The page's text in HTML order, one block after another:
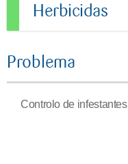
Herbicidas
Problema
Controlo de infestantes